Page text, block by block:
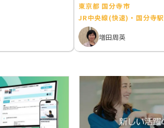
東京都 国分寺市
JR中央線(快速)・国分寺駅
増田周英